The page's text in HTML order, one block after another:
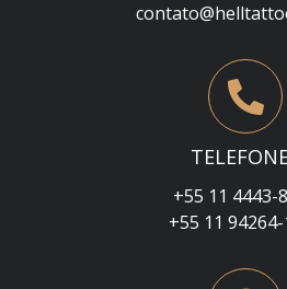
+55 11 4443-
+55 11